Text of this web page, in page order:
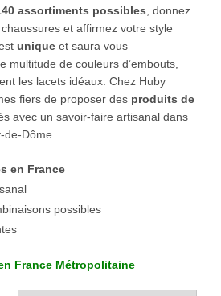
assortiments possibles, donnez
et affirmez votre style
unique et saura vous
multitude de couleurs d’embouts,
les lacets idéaux. Chez Huby
fiers de proposer des produits de
avec un savoir-faire artisanal dans
de-Dôme.
en France
possibles
France Métropolitaine